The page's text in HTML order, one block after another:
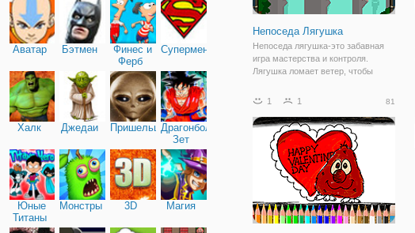
Аватар Бэтмен
Финес и
Ферб
Супермен
Халк Джедаи ПришельцыДрагонболл
Зет
Юные
Титаны
Монстры 3D Магия
Непоседа Лягушка
Непоседа лягушка-это забавная
игра мастерства и контроля.
Лягушка ломает ветер, чтобы
вверх, все выше и выше, но
закрытия в и на выше способом.
Помогите
1 1 81